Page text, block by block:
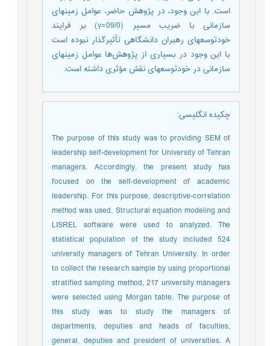
است. با این وجود، در پژوهش حاضر، عوامل زمینهای
سازمانی با ضریب مسیر (09/0=γ) بر فرایند
خودتوسعهای رهبران دانشگاهی تأثیرگذار نبوده است
با این وجود در بسیاری از پژوهش‌ها عوامل زمینهای
سازمانی در خودتوسعهای نقش مؤثری داشته است.
چکیده انگلیسی:
The purpose of this study was to providing SEM of
leadership self-development for University of Tehran
managers. Accordingly, the present study has
focused on the self-development of academic
leadership. For this purpose, descriptive-correlation
method was used. Structural equation modeling and
LISREL software were used to analyzed. The
statistical population of the study included 524
university managers of Tehran University. In order
to collect the research sample by using proportional
stratified sampling method, 217 university managers
were selected using Morgan table. The purpose of
this study was to study the managers of
departments, deputies and heads of faculties,
general, deputies and president of universities. A